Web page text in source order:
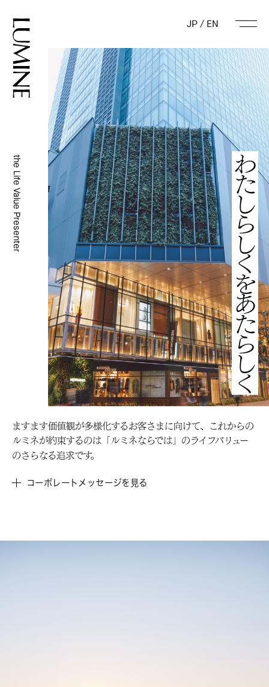
the Life Value Presenter
JP/ EN
わたしらしくをあたらしく
ますます価値観が多様化するお客さまに向けて、これからの
ルミネが約束するのは「ルミネならでは」のライフバリュー
のさらなる追求です。
コーポレートメッセージを見る